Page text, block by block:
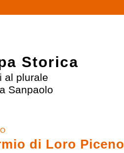
Storica
al plurale
Sanpaolo
di Loro Piceno